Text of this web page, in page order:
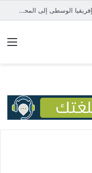
تسليم متهم بمجازر ضد المسلمين في إفريقيا الوسطى إلى المحكمة الدولية